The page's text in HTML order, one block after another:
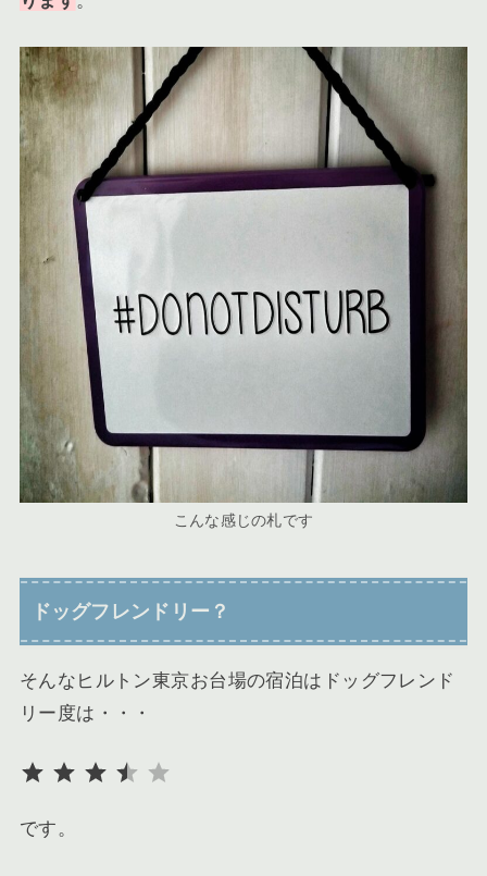
こんな感じの札です
ドッグフレンドリー？
そんなヒルトン東京お台場の宿泊はドッグフレンド
リー度は・・・
です。